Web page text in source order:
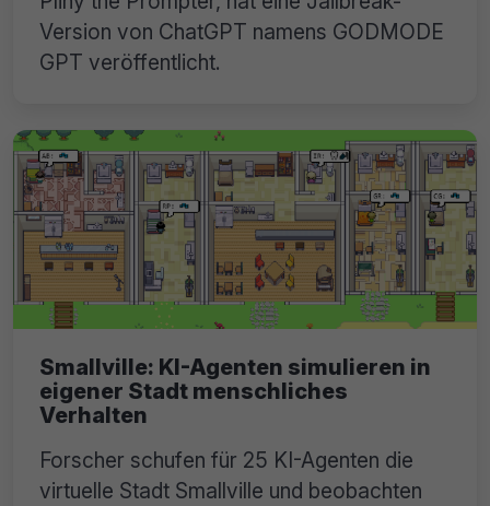
Version von ChatGPT namens GODMODE
GPT veröffentlicht.
Smallville: KI-Agenten simulieren in
eigener Stadt menschliches
Verhalten
Forscher schufen für 25 KI-Agenten die
virtuelle Stadt Smallville und beobachten